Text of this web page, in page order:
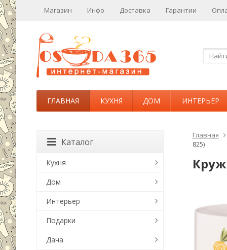
Магазин Инфо Доставка Гарантии
ГЛАВНАЯ КУХНЯ ДОМ ИНТЕРЬЕР
Главная
825)
Каталог
Кухня
Дом
Интерьер
Подарки
Дача